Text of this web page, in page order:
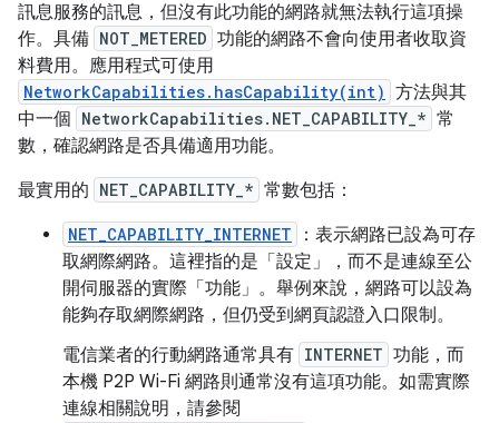
訊息服務的訊息，但沒有此功能的網路就無法執行這項操
作。具備 NOT_METERED 功能的網路不會向使用者收取資
料費用。應用程式可使用
NetworkCapabilities.hasCapability(int) 方法與其
中一個 NetworkCapabilities.NET_CAPABILITY_* 常
數，確認網路是否具備適用功能。
最實用的 NET_CAPABILITY_* 常數包括：
NET_CAPABILITY_INTERNET
：表示網路已設為可存
取網際網路。這裡指的是「設定」
，而不是連線至公
開伺服器的實際「功能」 。舉例來說，網路可以設為
能夠存取網際網路，但仍受到網頁認證入口限制。
電信業者的行動網路通常具有 INTERNET 功能，而
本機 P2P Wi-Fi 網路則通常沒有這項功能。如需實際
連線相關說明，請參閱